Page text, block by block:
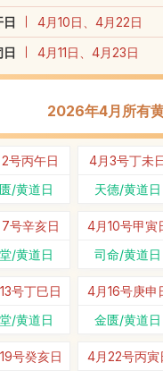
日
4月10日、4月22日
日 4月11日、4月23日
2026年4月所有
号丙午日
/黄道日
4月3号丁未
天德/黄道日
号辛亥日
/黄道日
4月10号甲寅
司命/黄道日
号丁巳日
/黄道日
4月16号庚申
金匮/黄道日
号癸亥日 4月22号丙寅